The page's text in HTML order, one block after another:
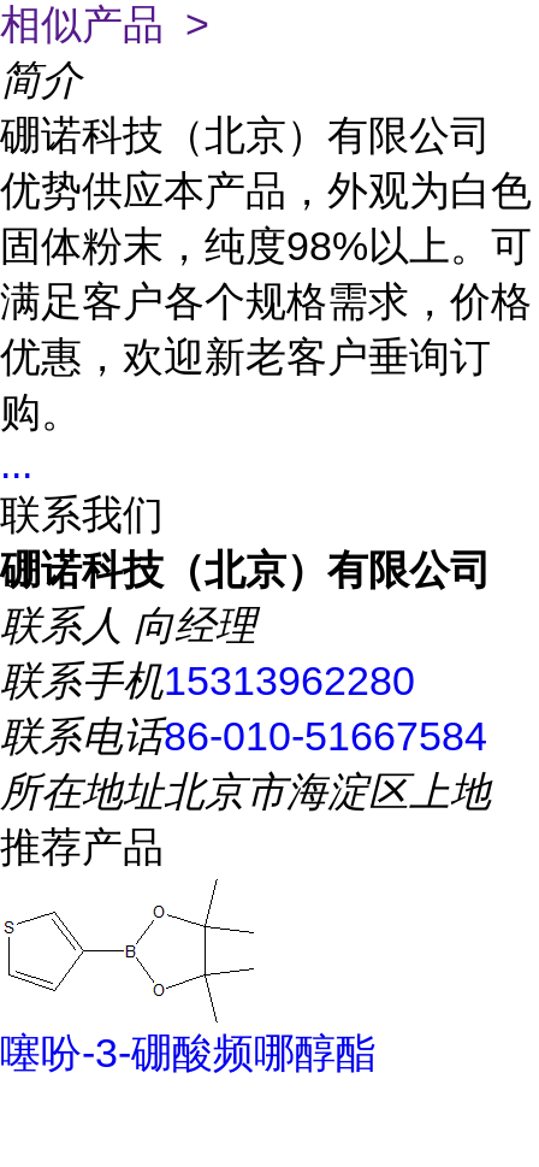
相似产品 >
简介
硼诺科技（北京）有限公司
优势供应本产品，外观为白色
固体粉末，纯度98%以上。可
满足客户各个规格需求，价格
优惠，欢迎新老客户垂询订
购。
...
联系我们
硼诺科技（北京）有限公司
联系人 向经理
联系手机15313962280
联系电话86-010-51667584
所在地址北京市海淀区上地
推荐产品
噻吩-3-硼酸频哪醇酯